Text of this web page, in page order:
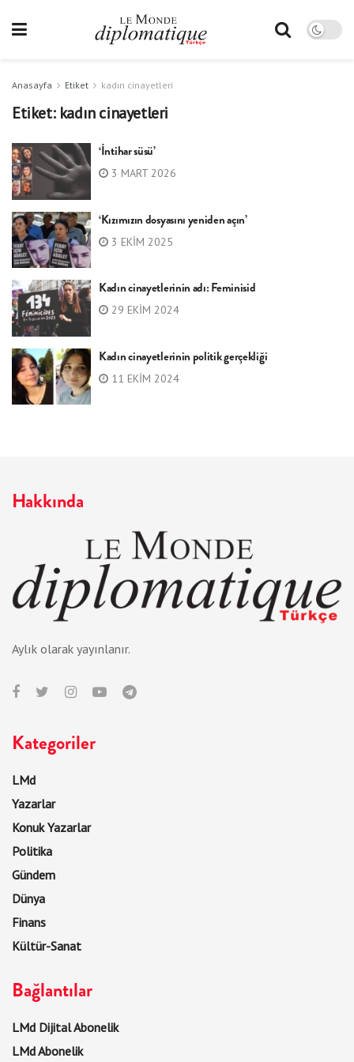
Anasayfa Etiket kadın cinayetleri
Etiket: kadın cinayetleri
‘İntihar süsü’
3 MART 2026
‘Kızımızın dosyasını yeniden açın’
3 EKIM 2025
Kadın cinayetlerinin adı: Feminisid
29 EKIM 2024
Kadın cinayetlerinin politik gerçekliği
11 EKIM 2024
Hakkında
Aylık olarak yayınlanır.
Kategoriler
LMd
Yazarlar
Konuk Yazarlar
Politika
Gündem
Dünya
Finans
Kültür-Sanat
Bağlantılar
LMd Dijital Abonelik
LMd Abonelik